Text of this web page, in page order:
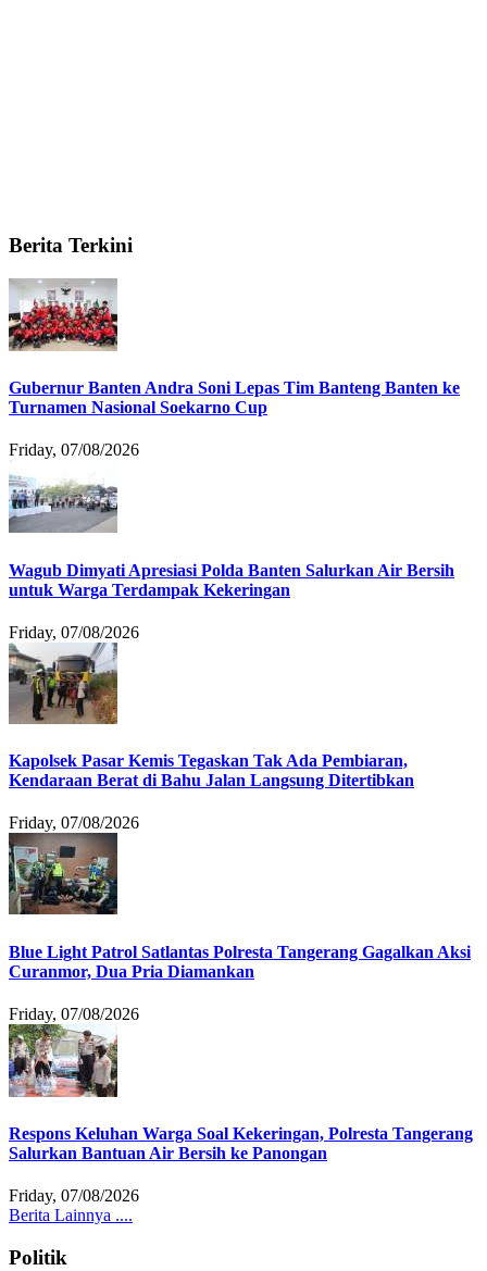
Berita Terkini
Gubernur Banten Andra Soni Lepas Tim Banteng Banten ke
Turnamen Nasional Soekarno Cup
Friday, 07/08/2026
Wagub Dimyati Apresiasi Polda Banten Salurkan Air Bersih
untuk Warga Terdampak Kekeringan
Friday, 07/08/2026
Kapolsek Pasar Kemis Tegaskan Tak Ada Pembiaran,
Kendaraan Berat di Bahu Jalan Langsung Ditertibkan
Friday, 07/08/2026
Blue Light Patrol Satlantas Polresta Tangerang Gagalkan Aksi
Curanmor, Dua Pria Diamankan
Friday, 07/08/2026
Respons Keluhan Warga Soal Kekeringan, Polresta Tangerang
Salurkan Bantuan Air Bersih ke Panongan
Friday, 07/08/2026
Berita Lainnya ....
Politik